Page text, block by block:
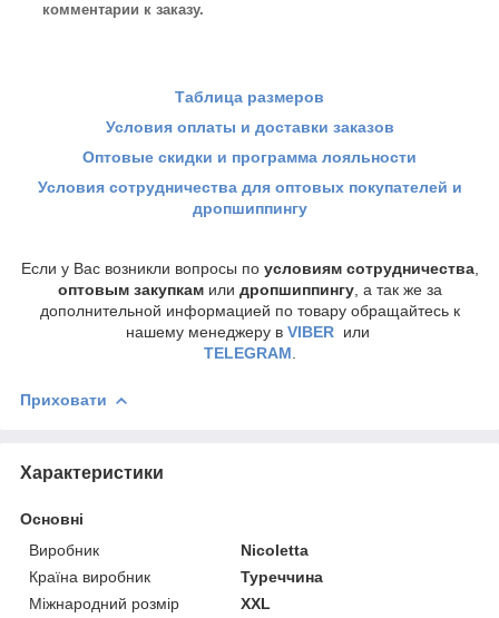
комментарии к заказу.
Таблица размеров
Условия оплаты и доставки заказов
Оптовые скидки и программа лояльности
Условия сотрудничества для оптовых покупателей и
дропшиппингу
Если у Вас возникли вопросы по условиям сотрудничества,
оптовым закупкамили дропшиппингу, а так же за
дополнительной информацией по товару обращайтесь к
нашему менеджеру в VIBER или
TELEGRAM
Приховати
Характеристики
Основні
Виробник
Nicoletta
Країна виробник
Туреччина
Міжнародний розмір
XXL